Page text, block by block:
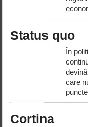
Status quo
În
care
Cortina